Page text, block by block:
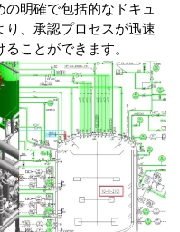
明確で包括的なドキュ
り、承認プロセスが迅速
ことができます。